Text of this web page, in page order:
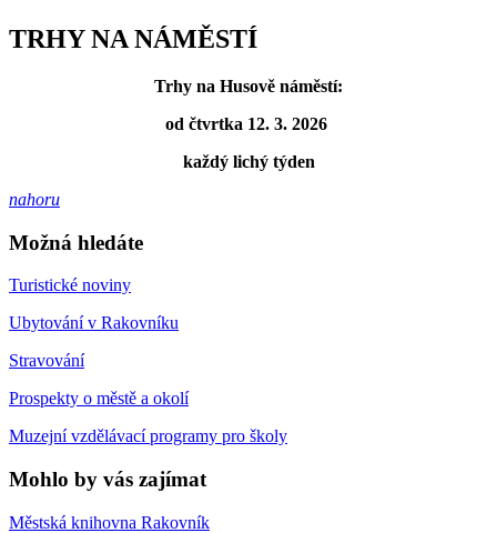
TRHY NA NÁMĚSTÍ
Trhy na Husově náměstí:
od čtvrtka 12. 3. 2026
každý lichý týden
nahoru
Možná hledáte
Turistické noviny
Ubytování v Rakovníku
Stravování
Prospekty o městě a okolí
Muzejní vzdělávací programy pro školy
Mohlo by vás zajímat
Městská knihovna Rakovník